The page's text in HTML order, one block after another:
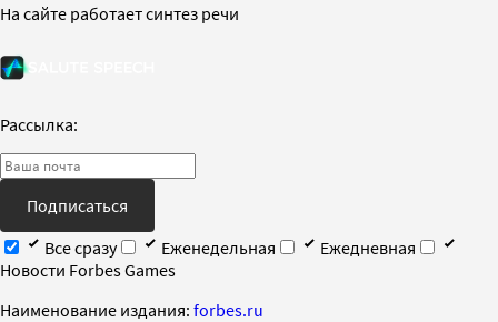
На сайте работает синтез речи
Рассылка:
Подписаться
Все сразу
Еженедельная
Ежедневная
Новости Forbes Games
Наименование издания: forbes.ru